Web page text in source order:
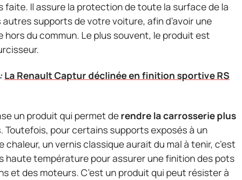
faite. Il assure la protection de toute la surface de la
supports de votre voiture, afin d’avoir une
du commun. Le plus souvent, le produit est
La Renault Captur déclinée en finition sportive RS
un produit qui permet derendre la carrosserie plus
Toutefois, pour certains supports exposés à un
un vernis classique aurait du mal à tenir, c’est
haute température pour assurer une finition des pots
et des moteurs. C’est un produit qui peut résister à